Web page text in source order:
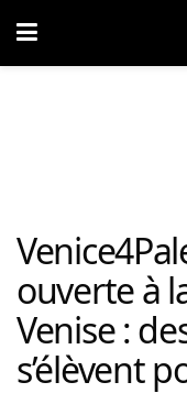
ouverte à
Venise :
s’élèvent